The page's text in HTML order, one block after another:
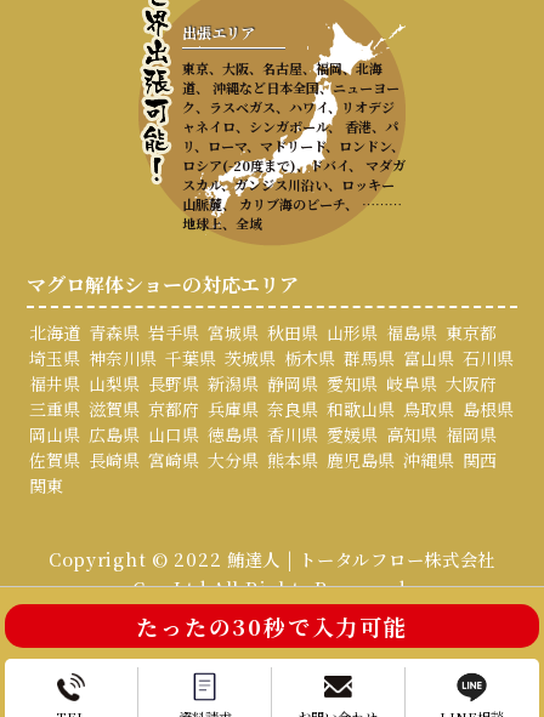
お電話はこちら お問い合わせ
たったの30秒で入力可能
出張エリア
東京、大阪、名古屋、福岡、北海
道、 沖縄など日本全国、ニューヨー
ク、ラスベガス、ハワイ、リオデジ
ャネイロ、シンガポール、 香港、パ
リ、ローマ、マドリード、ロンドン、
ロシア(-20度まで)、ドバイ、 マダガ
スカル、ガンジス川沿い、ロッキー
山脈麓、 カリブ海のビーチ、 ………
地球上、全域
マグロ解体ショーの対応エリア
北海道 青森県 岩手県 宮城県 秋田県 山形県 福島県 東京都
埼玉県 神奈川県 千葉県 茨城県 栃木県 群馬県 富山県 石川県
福井県 山梨県 長野県 新潟県 静岡県 愛知県 岐阜県 大阪府
三重県 滋賀県 京都府 兵庫県 奈良県 和歌山県 鳥取県 島根県
岡山県 広島県 山口県 徳島県 香川県 愛媛県 高知県 福岡県
佐賀県 長崎県 宮崎県 大分県 熊本県 鹿児島県 沖縄県 関西
関東
Copyright © 2022 鮪達人 | トータルフロー株式会社
Co., Ltd All Rights Reserved.